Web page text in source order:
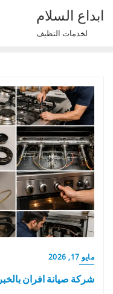
Skip
content
ابداع السلام
لخدمات التظيف
مايو 17, 2026
شركة صيانة افران بالخبر 0539351448